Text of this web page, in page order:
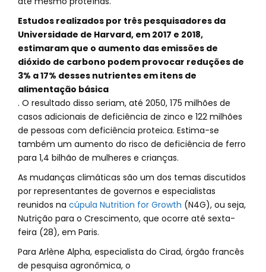
Estudos realizados por três pesquisadores da
Universidade de Harvard, em 2017 e 2018,
estimaram que o aumento das emissões de
dióxido de carbono podem provocar reduções de
3% a 17% desses nutrientes em itens de
alimentação básica
. O resultado disso seriam, até 2050, 175 milhões de
casos adicionais de deficiência de zinco e 122 milhões
de pessoas com deficiência proteica. Estima-se
também um aumento do risco de deficiência de ferro
para 1,4 bilhão de mulheres e crianças.
As mudanças climáticas são um dos temas discutidos
por representantes de governos e especialistas
reunidos na cúpula Nutrition for Growth (N4G), ou seja,
Nutrição para o Crescimento, que ocorre até sexta-
feira (28), em Paris.
Para Arlène Alpha, especialista do Cirad, órgão francês
de pesquisa agronômica, o